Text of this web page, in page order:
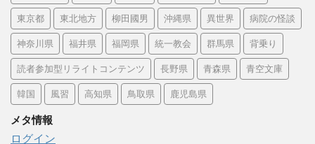
東京都 東北地方 柳田國男 沖縄県 異世界 病院の怪談
神奈川県 福井県 福岡県 統一教会 群馬県 背乗り
読者参加型リライトコンテンツ 長野県 青森県 青空文庫
韓国 風習 高知県 鳥取県 鹿児島県
メタ情報
ログイン